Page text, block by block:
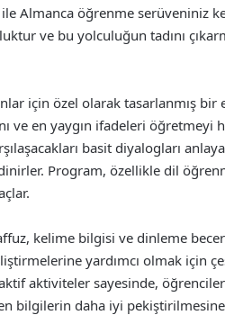
Almanca öğrenme serüveniniz
ve bu yolculuğun tadını
için özel olarak tasarlanmış bir
ve en yaygın ifadeleri öğretmeyi
basit diyalogları
Program, özellikle dil
kelime bilgisi ve dinleme
yardımcı olmak için
aktiviteler sayesinde,
bilgilerin daha iyi pekiştirilmesine